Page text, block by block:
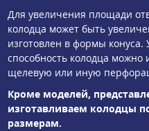
Для увеличения площади
колодца может быть
изготовлен в формы
способность колодца можно
щелевую или иную
Кроме моделей,
изготавливаем колодцы
размерам.